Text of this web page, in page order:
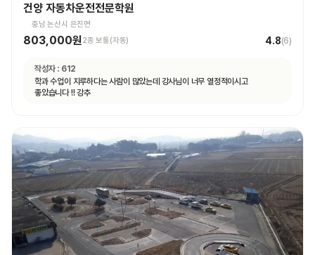
건양 자동차운전전문학원
충남 논산시 은진면
803,000원 2종 보통(자동) 4.8(6)
작성자 : 612
학과 수업이 지루하다는 사람이 많았는데 강사님이 너무 열정적이시고
좋았습니다 !! 강추